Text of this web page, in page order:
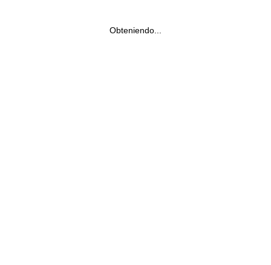
Obteniendo...